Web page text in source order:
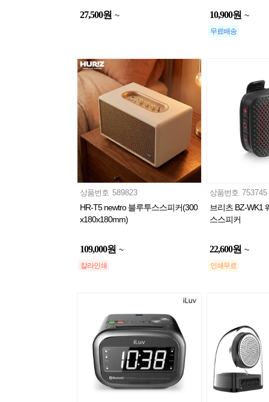
27,500원 ~ 10,900원 ~
무료배송
상품번호 589823
HR-T5 newtro 블루투스스피커(300
x180x180mm)
109,000원 ~
칼라인쇄
상품번호 753745
브리츠 BZ-WK1
스스피커
22,600원 ~
인쇄무료